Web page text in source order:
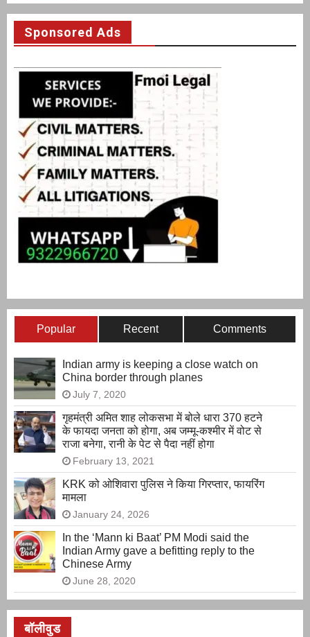
Sponsored Ads
Popular Recent Comments
Indian army is keeping a close watch on
China border through planes
July 7, 2020
गृहमंत्री अमित शाह लोकसभा में बोले धारा 370 हटने
के फायदा जनता को होगा, अब जम्मू-कश्मीर में वोट से
राजा बनेगा, रानी के पेट से पैदा नहीं होगा
February 13, 2021
KRK को ओशिवारा पुलिस ने किया गिरप्तार, फायरिंग
मामला
January 24, 2026
In the ‘Mann ki Baat’ PM Modi said the
Indian Army gave a befitting reply to the
Chinese Army
June 28, 2020
बॉलीवुड